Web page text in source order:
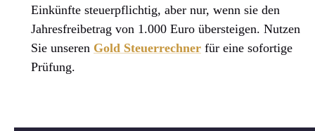
Einkünfte steuerpflichtig, aber nur, wenn sie den
Jahresfreibetrag von 1.000 Euro übersteigen. Nutzen
Sie unseren Gold Steuerrechner für eine sofortige
Prüfung.